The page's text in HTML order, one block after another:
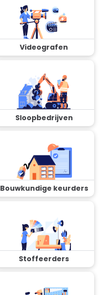
Videografen
Sloopbedrijven
Bouwkundige keurders
Stoffeerders